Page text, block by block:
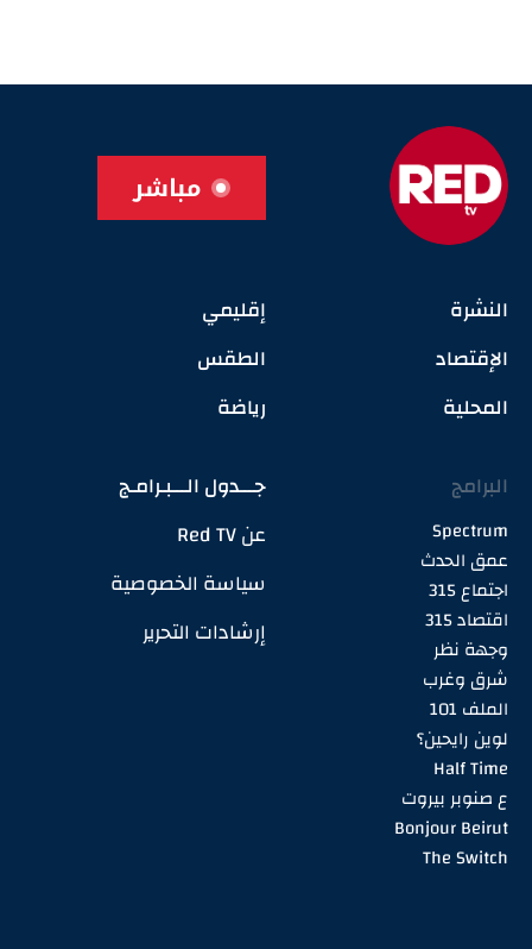
مباشر
النشرة
الإقتصاد
المحلية
إقليمي
الطقس
رياضة
البرامج
Spectrum
عمق الحدث
اجتماع 315
اقتصاد 315
وجهة نظر
شرق وغرب
الملف 101
لوين رايحين؟
Half Time
ع صنوبر بيروت
Bonjour Beirut
The Switch
جـــدول الـــبـرامـج
عن Red TV
سياسة الخصوصية
إرشادات التحرير